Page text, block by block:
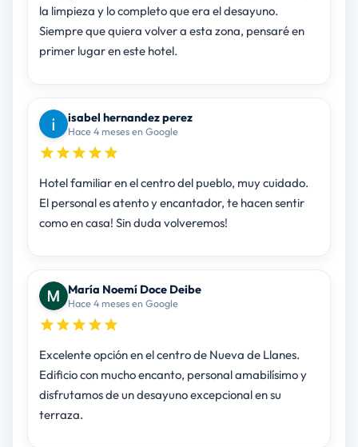
la limpieza y lo completo que era el desayuno.
Siempre que quiera volver a esta zona, pensaré en
primer lugar en este hotel.
isabel hernandez perez
Hace 4 meses en Google
Hotel familiar en el centro del pueblo, muy cuidado.
El personal es atento y encantador, te hacen sentir
como en casa! Sin duda volveremos!
María Noemí Doce Deibe
Hace 4 meses en Google
Excelente opción en el centro de Nueva de Llanes.
Edificio con mucho encanto, personal amabilísimo y
disfrutamos de un desayuno excepcional en su
terraza.